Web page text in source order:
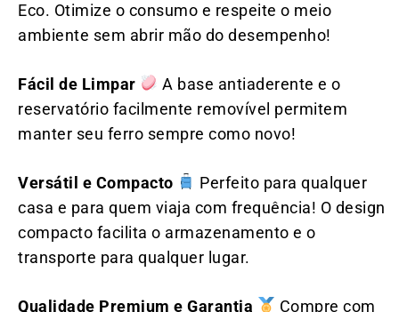
Eco. Otimize o consumo e respeite o meio
ambiente sem abrir mão do desempenho!
Fácil de Limpar
A base antiaderente e o
reservatório facilmente removível permitem
manter seu ferro sempre como novo!
Versátil e Compacto
Perfeito para qualquer
casa e para quem viaja com frequência! O design
compacto facilita o armazenamento e o
transporte para qualquer lugar.
Qualidade Premium e Garantia Compre com